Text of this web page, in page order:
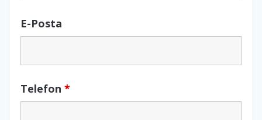
E-Posta
Telefon *